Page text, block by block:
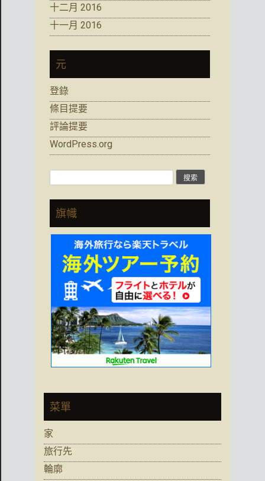
十二月 2016
十一月 2016
元
登錄
條目提要
評論提要
WordPress.org
旗幟
菜單
家
旅行先
輪廓